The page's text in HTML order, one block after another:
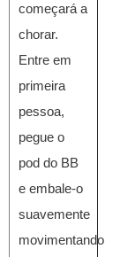
começará a
chorar.
Entre em
primeira
pessoa,
pegue o
pod do BB
e embale-o
suavemente
movimentando